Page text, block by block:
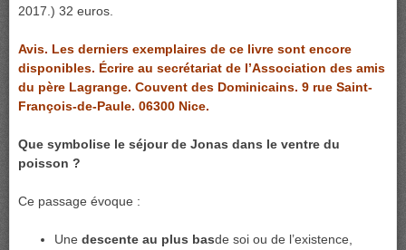
2017.) 32 euros.
Avis. Les derniers exemplaires de ce livre sont encore
disponibles. Écrire au secrétariat de l’Association des amis
du père Lagrange. Couvent des Dominicains. 9 rue Saint-
François-de-Paule. 06300 Nice.
Que symbolise le séjour de Jonas dans le ventre du
poisson ?
Ce passage évoque :
Une descente au plus basde soi ou de l’existence,